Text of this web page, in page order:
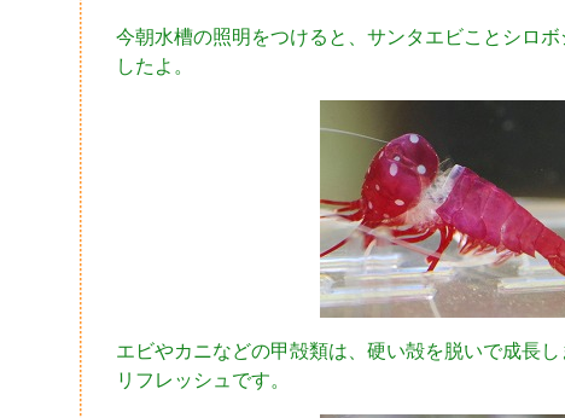
今朝水槽の照明をつけると、サンタエビことシロ
したよ。
エビやカニなどの甲殻類は、硬い殻を脱いで成長
リフレッシュです。